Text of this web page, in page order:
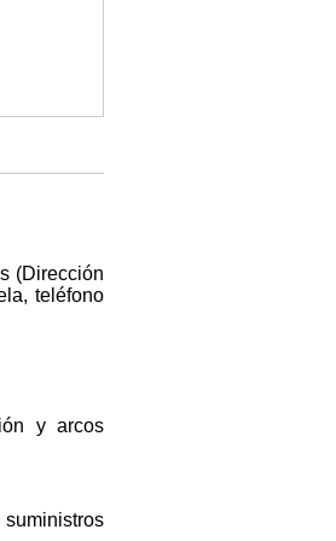
(Dirección
teléfono
y arcos